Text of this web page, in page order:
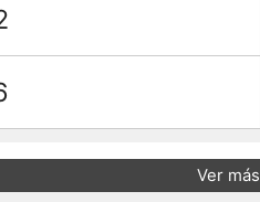
Ver más